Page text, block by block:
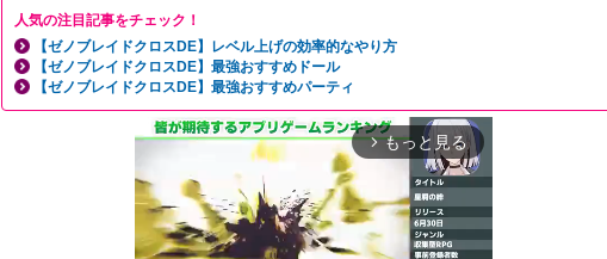
人気の注目記事をチェック！
【ゼノブレイドクロスDE】レベル上げの効率的なやり方
【ゼノブレイドクロスDE】最強おすすめドール
【ゼノブレイドクロスDE】最強おすすめパーティ
arrow_forward_ios もっと見る